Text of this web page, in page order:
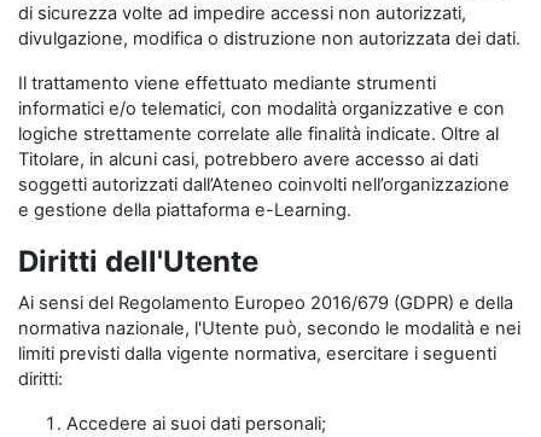
di sicurezza volte ad impedire accessi non autorizzati,
divulgazione, modifica o distruzione non autorizzata dei dati.
Il trattamento viene effettuato mediante strumenti
informatici e/o telematici, con modalità organizzative e con
logiche strettamente correlate alle finalità indicate. Oltre al
Titolare, in alcuni casi, potrebbero avere accesso ai dati
soggetti autorizzati dall’Ateneo coinvolti nell’organizzazione
e gestione della piattaforma e-Learning.
Diritti dell'Utente
Ai sensi del Regolamento Europeo 2016/679 (GDPR) e della
normativa nazionale, l'Utente può, secondo le modalità e nei
limiti previsti dalla vigente normativa, esercitare i seguenti
diritti:
Accedere ai suoi dati personali;